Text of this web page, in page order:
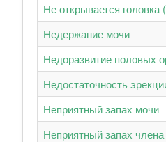
Не открывается
Недержание мочи
Недоразвитие половых
Недостаточность
Неприятный запах мочи
Неприятный запах члена